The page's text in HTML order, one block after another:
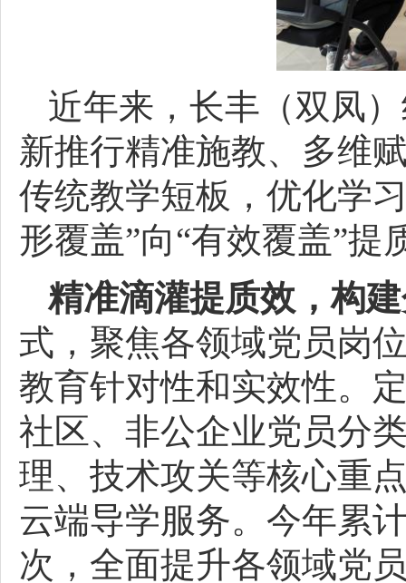
近年来，长丰（双凤
新推行精准施教、多维
传统教学短板，优化学
形覆盖”向“有效覆盖”
精准滴灌提质效，构
式，聚焦各领域党员岗
教育针对性和实效性。
社区、非公企业党员分
理、技术攻关等核心重
云端导学服务。今年累
次，全面提升各领域党